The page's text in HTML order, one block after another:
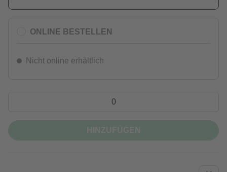
ONLINE BESTELLEN
Nicht online erhältlich